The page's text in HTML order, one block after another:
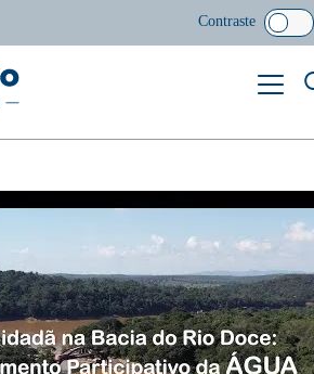
Contraste